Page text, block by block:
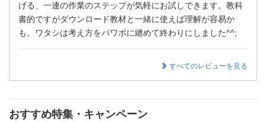
げる、一連の作業のステップが気軽にお試しできます。教科
書的ですがダウンロード教材と一緒に使えば理解が容易か
も。ワタシは考え方をパワポに纏めて終わりにしました^^;
すべてのレビューを見る
おすすめ特集・キャンペーン